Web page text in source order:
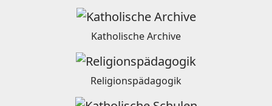
Katholische Archive
Religionspädagogik